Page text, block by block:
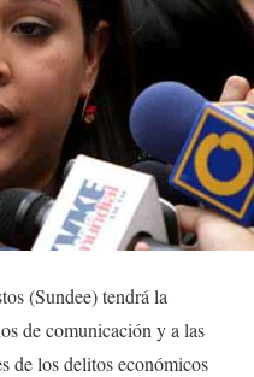
(Sundee) tendrá la
de comunicación y a las
de los delitos económicos